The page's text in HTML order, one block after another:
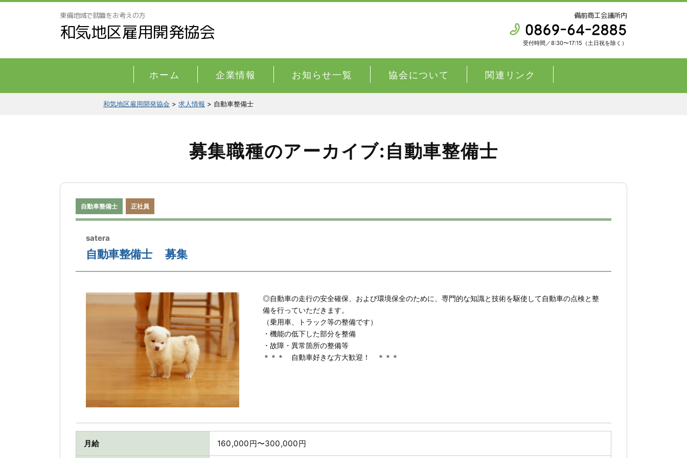
東備地域で就職をお考えの方
和気地区雇用開発協会
備前商工会議所内
受付時間／8:30〜17:15（土日祝を除く）
ホーム 企業情報 お知らせ一覧 協会について 関連リンク
和気地区雇用開発協会 > 求人情報 > 自動車整備士
募集職種のアーカイブ:自動車整備士
自動車整備士 正社員
satera
自動車整備士 募集
◎自動車の走行の安全確保、および環境保全のために、専門的な知識と技術を駆使して自動車の点検と整
備を行っていただきます。
（乗用車、トラック等の整備です）
・機能の低下した部分を整備
・故障・異常箇所の整備等
＊＊＊ 自動車好きな方大歓迎！ ＊＊＊
月給 160,000円〜300,000円